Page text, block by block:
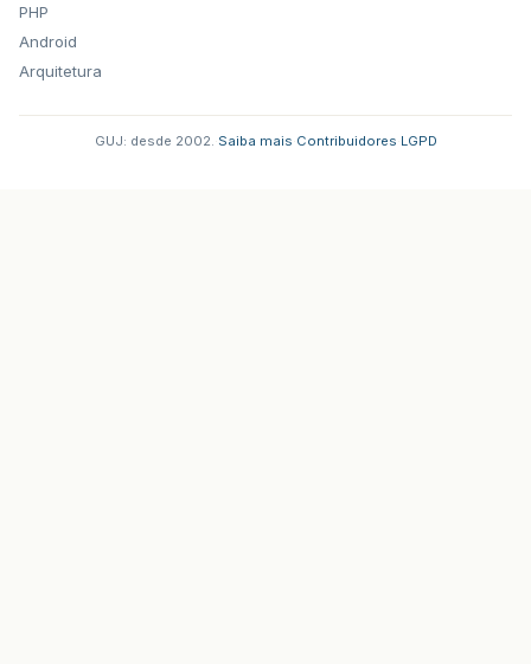
PHP
Android
Arquitetura
GUJ: desde 2002. Saiba mais Contribuidores LGPD